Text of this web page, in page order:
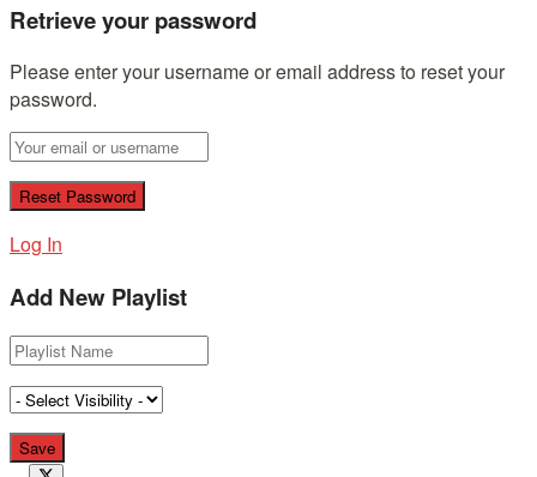
Retrieve your password
Please enter your username or email address to reset your
password.
Log In
Add New Playlist